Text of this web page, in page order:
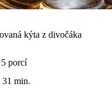
kýta z divočáka
5 porcí
31 min.